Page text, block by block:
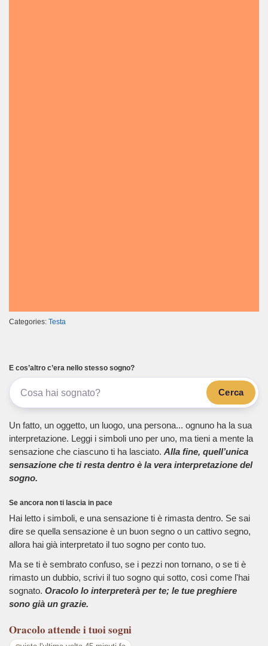
Categories: Testa
E cos’altro c’era nello stesso sogno?
Cerca
Un fatto, un oggetto, un luogo, una persona... ognuno ha la sua
interpretazione. Leggi i simboli uno per uno, ma tieni a mente la
sensazione che ciascuno ti ha lasciato. Alla fine, quell’unica
sensazione che ti resta dentro è la vera interpretazione del
sogno.
Se ancora non ti lascia in pace
Hai letto i simboli, e una sensazione ti è rimasta dentro. Se sai
dire se quella sensazione è un buon segno o un cattivo segno,
allora hai già interpretato il tuo sogno per conto tuo.
Ma se ti è sembrato confuso, se i pezzi non tornano, o se ti è
rimasto un dubbio, scrivi il tuo sogno qui sotto, così come l'hai
sognato. Oracolo lo interpreterà per te; le tue preghiere
sono già un grazie.
Oracolo attende i tuoi sogni